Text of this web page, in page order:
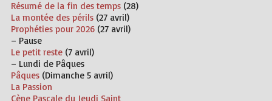
Résumé de la fin des temps(28)
La montée des périls(27 avril)
Prophéties pour 2026(27 avril)
– Pause
Le petit reste(7 avril)
– Lundi de Pâques
Pâques (Dimanche 5 avril)
La Passion
Cène Pascale du Jeudi Saint